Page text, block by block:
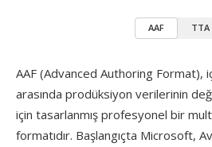
AAF TTA
AAF (Advanced Authoring Format),
arasında prodüksiyon verilerinin
için tasarlanmış profesyonel bir
formatıdır. Başlangıçta Microsoft,